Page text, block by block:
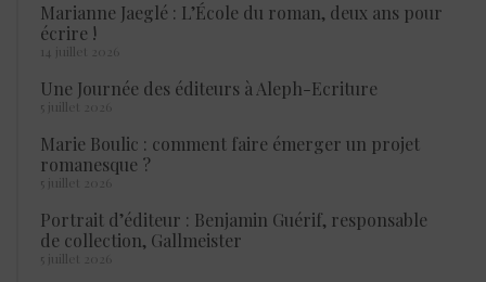
Marianne Jaeglé : L’École du roman, deux ans pour
écrire !
14 juillet 2026
Une Journée des éditeurs à Aleph-Ecriture
5 juillet 2026
Marie Boulic : comment faire émerger un projet
romanesque ?
5 juillet 2026
Portrait d’éditeur : Benjamin Guérif, responsable
de collection, Gallmeister
5 juillet 2026